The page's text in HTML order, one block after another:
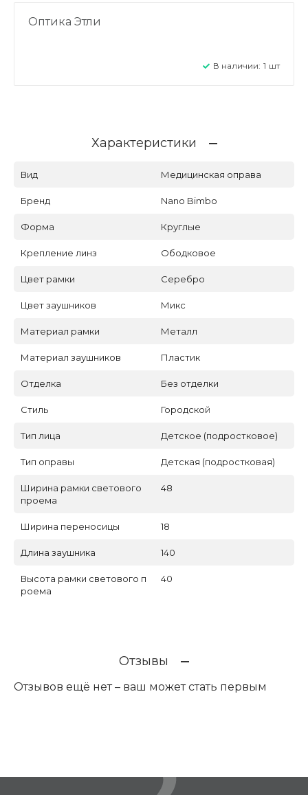
Оптика Этли
В наличии: 1 шт
Характеристики
Вид Медицинская оправа
Бренд Nano Bimbo
Форма Круглые
Крепление линз Ободковое
Цвет рамки Серебро
Цвет заушников Микс
Материал рамки Металл
Материал заушников Пластик
Отделка Без отделки
Стиль Городской
Тип лица Детское (подростковое)
Тип оправы Детская (подростковая)
Ширина рамки светового
проема
48
Ширина переносицы 18
Длина заушника 140
Высота рамки светового п
роема
40
Отзывы
Отзывов ещё нет – ваш может стать первым